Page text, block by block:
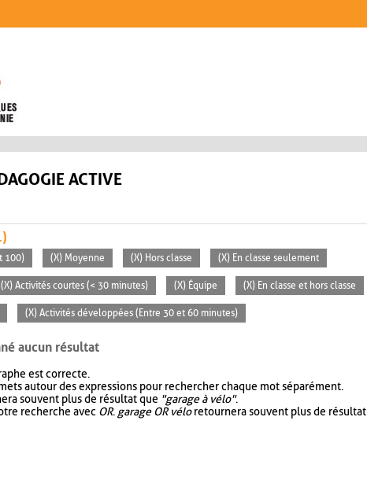
ACTIVE
100) (X) Moyenne (X) Hors classe (X) En classe seulement
(X) Activités courtes (< 30 minutes) (X) Équipe (X) En classe et hors classe
(X) Activités développées (Entre 30 et 60 minutes)
aucun résultat
est correcte.
autour des expressions pour rechercher chaque mot séparément.
souvent plus de résultat que "garage à vélo".
recherche avec OR. garage OR véloretournera souvent plus de résultat